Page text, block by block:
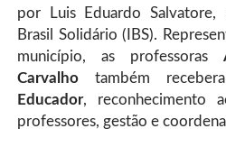
por Luis Eduardo
Brasil Solidário (IBS).
município, as professoras
Carvalhotambém
Educador, reconhecimento
professores, gestão e